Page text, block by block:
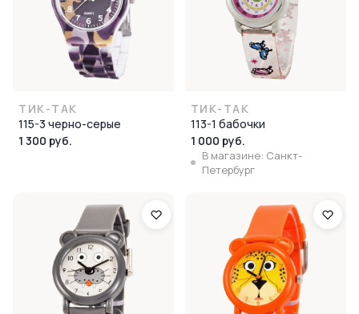
ТИК-ТАК
115-3 черно-серые
1 300 руб.
ТИК-ТАК
113-1 бабочки
1 000 руб.
В магазине: Санкт-
Петербург